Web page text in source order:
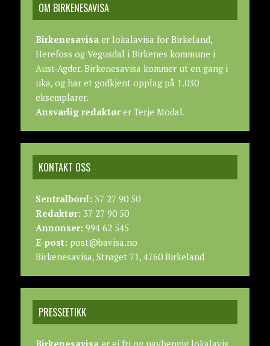
OM BIRKENESAVISA
Birkenesavisaer lokalavisa for Birkeland,
Herefoss og Vegusdal i Birkenes kommune i
Aust-Agder. Birkenesavisa kommer ut en gang i
uka, og har et godkjent opplag på 1.030
eksemplarer.
Ansvarlig redaktører Terje Modal.
KONTAKT OSS
Sentralbord:37 27 90 50
Redaktør:37 27 90 50
Annonser:994 62 545
E-post:post@bavisa.no
Birkenesavisa, Strøget 71, 4760 Birkeland
PRESSEETIKK